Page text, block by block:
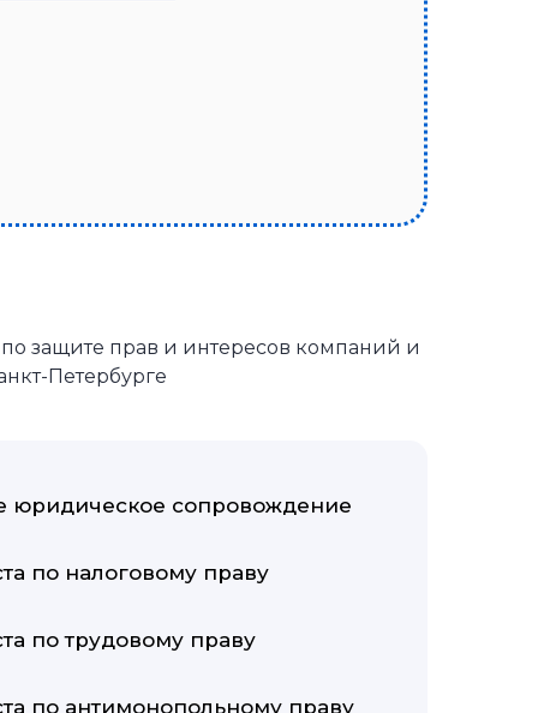
защите прав и интересов компаний и
Петербурге
юридическое сопровождение
по налоговому праву
по трудовому праву
по антимонопольному праву